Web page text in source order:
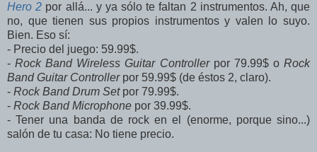
Hero 2 por allá... y ya sólo te faltan 2 instrumentos. Ah, que
no, que tienen sus propios instrumentos y valen lo suyo.
Bien. Eso sí:
- Precio del juego: 59.99$.
-Rock Band Wireless Guitar Controllerpor 79.99$ oRock
Band Guitar Controllerpor 59.99$ (de éstos 2, claro).
- Rock Band Drum Setpor 79.99$.
- Rock Band Microphone por 39.99$.
- Tener una banda de rock en el (enorme, porque sino...)
salón de tu casa: No tiene precio.